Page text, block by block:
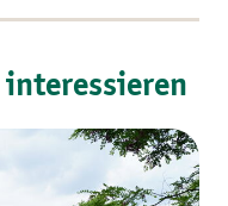
interessieren